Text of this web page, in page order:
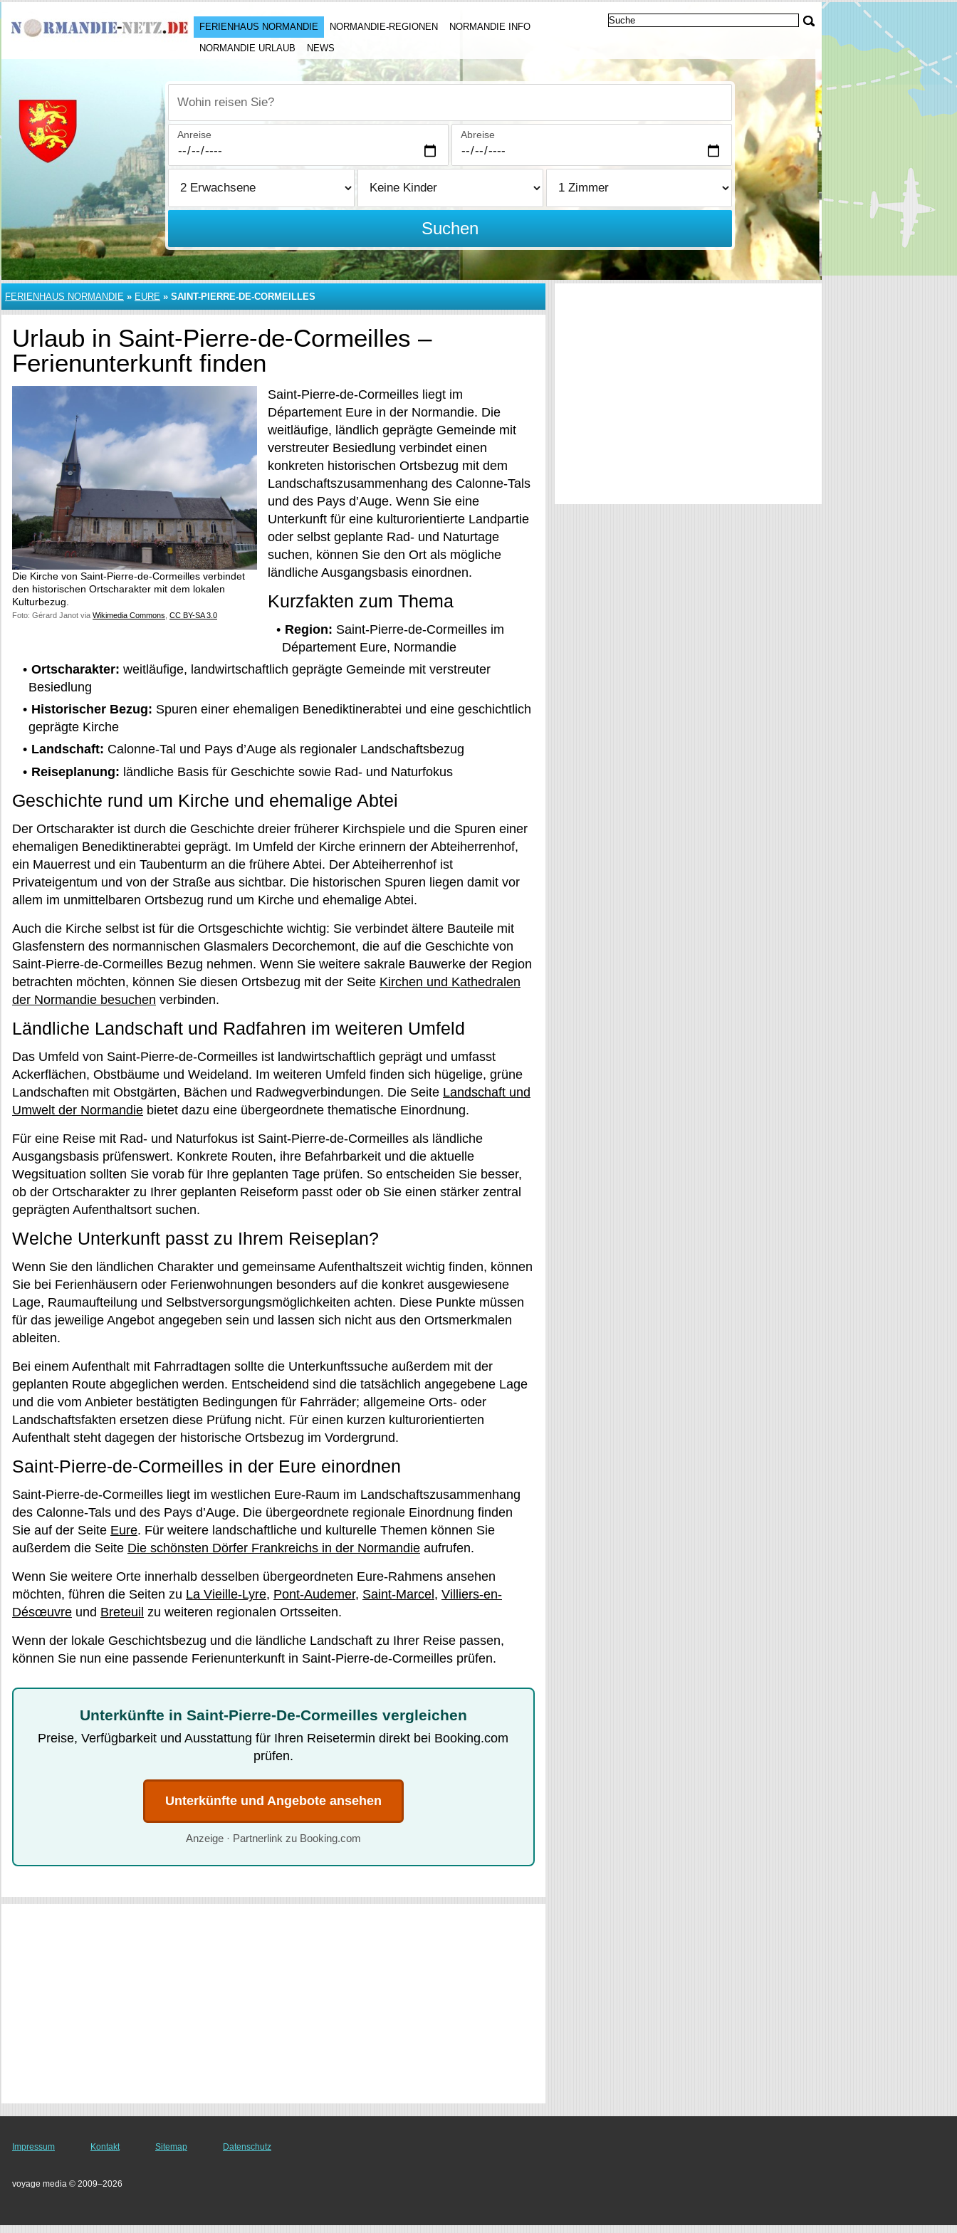
FERIENHAUS NORMANDIE NORMANDIE-REGIONEN
NORMANDIE INFO
NORMANDIE URLAUB
NEWS
Wohin reisen Sie?
Anreise Abreise
Suchen
FERIENHAUS NORMANDIE » EURE » SAINT-PIERRE-DE-CORMEILLES
Urlaub in Saint-Pierre-de-Cormeilles –
Ferienunterkunft finden
Die Kirche von Saint-Pierre-de-Cormeilles verbindet
den historischen Ortscharakter mit dem lokalen
Kulturbezug.
Foto: Gérard Janot via Wikimedia Commons CC BY-SA 3.0
Saint-Pierre-de-Cormeilles liegt im
Département Eure in der Normandie. Die
weitläufige, ländlich geprägte Gemeinde mit
verstreuter Besiedlung verbindet einen
konkreten historischen Ortsbezug mit dem
Landschaftszusammenhang des Calonne-Tals
und des Pays d’Auge. Wenn Sie eine
Unterkunft für eine kulturorientierte Landpartie
oder selbst geplante Rad- und Naturtage
suchen, können Sie den Ort als mögliche
ländliche Ausgangsbasis einordnen.
Kurzfakten zum Thema
Region: Saint-Pierre-de-Cormeilles im
Département Eure, Normandie
Ortscharakter: weitläufige, landwirtschaftlich geprägte Gemeinde mit verstreuter
Besiedlung
Historischer Bezug: Spuren einer ehemaligen Benediktinerabtei und eine geschichtlich
geprägte Kirche
Landschaft: Calonne-Tal und Pays d’Auge als regionaler Landschaftsbezug
Reiseplanung: ländliche Basis für Geschichte sowie Rad- und Naturfokus
Geschichte rund um Kirche und ehemalige Abtei
Der Ortscharakter ist durch die Geschichte dreier früherer Kirchspiele und die Spuren einer
ehemaligen Benediktinerabtei geprägt. Im Umfeld der Kirche erinnern der Abteiherrenhof,
ein Mauerrest und ein Taubenturm an die frühere Abtei. Der Abteiherrenhof ist
Privateigentum und von der Straße aus sichtbar. Die historischen Spuren liegen damit vor
allem im unmittelbaren Ortsbezug rund um Kirche und ehemalige Abtei.
Auch die Kirche selbst ist für die Ortsgeschichte wichtig: Sie verbindet ältere Bauteile mit
Glasfenstern des normannischen Glasmalers Decorchemont, die auf die Geschichte von
Saint-Pierre-de-Cormeilles Bezug nehmen. Wenn Sie weitere sakrale Bauwerke der Region
betrachten möchten, können Sie diesen Ortsbezug mit der Seite Kirchen und Kathedralen
der Normandie besuchen verbinden.
Ländliche Landschaft und Radfahren im weiteren Umfeld
Das Umfeld von Saint-Pierre-de-Cormeilles ist landwirtschaftlich geprägt und umfasst
Ackerflächen, Obstbäume und Weideland. Im weiteren Umfeld finden sich hügelige, grüne
Landschaften mit Obstgärten, Bächen und Radwegverbindungen. Die Seite Landschaft und
Umwelt der Normandie bietet dazu eine übergeordnete thematische Einordnung.
Für eine Reise mit Rad- und Naturfokus ist Saint-Pierre-de-Cormeilles als ländliche
Ausgangsbasis prüfenswert. Konkrete Routen, ihre Befahrbarkeit und die aktuelle
Wegsituation sollten Sie vorab für Ihre geplanten Tage prüfen. So entscheiden Sie besser,
ob der Ortscharakter zu Ihrer geplanten Reiseform passt oder ob Sie einen stärker zentral
geprägten Aufenthaltsort suchen.
Welche Unterkunft passt zu Ihrem Reiseplan?
Wenn Sie den ländlichen Charakter und gemeinsame Aufenthaltszeit wichtig finden, können
Sie bei Ferienhäusern oder Ferienwohnungen besonders auf die konkret ausgewiesene
Lage, Raumaufteilung und Selbstversorgungsmöglichkeiten achten. Diese Punkte müssen
für das jeweilige Angebot angegeben sein und lassen sich nicht aus den Ortsmerkmalen
ableiten.
Bei einem Aufenthalt mit Fahrradtagen sollte die Unterkunftssuche außerdem mit der
geplanten Route abgeglichen werden. Entscheidend sind die tatsächlich angegebene Lage
und die vom Anbieter bestätigten Bedingungen für Fahrräder; allgemeine Orts- oder
Landschaftsfakten ersetzen diese Prüfung nicht. Für einen kurzen kulturorientierten
Aufenthalt steht dagegen der historische Ortsbezug im Vordergrund.
Saint-Pierre-de-Cormeilles in der Eure einordnen
Saint-Pierre-de-Cormeilles liegt im westlichen Eure-Raum im Landschaftszusammenhang
des Calonne-Tals und des Pays d’Auge. Die übergeordnete regionale Einordnung finden
Sie auf der Seite Eure. Für weitere landschaftliche und kulturelle Themen können Sie
außerdem die Seite Die schönsten Dörfer Frankreichs in der Normandie aufrufen.
Wenn Sie weitere Orte innerhalb desselben übergeordneten Eure-Rahmens ansehen
möchten, führen die Seiten zu La Vieille-Lyre, Pont-Audemer, Saint-Marcel, Villiers-en-
Désœuvre und Breteuil zu weiteren regionalen Ortsseiten.
Wenn der lokale Geschichtsbezug und die ländliche Landschaft zu Ihrer Reise passen,
können Sie nun eine passende Ferienunterkunft in Saint-Pierre-de-Cormeilles prüfen.
Unterkünfte in Saint-Pierre-De-Cormeilles vergleichen
Preise, Verfügbarkeit und Ausstattung für Ihren Reisetermin direkt bei Booking.com
prüfen.
Unterkünfte und Angebote ansehen
Anzeige · Partnerlink zu Booking.com
Impressum Kontakt Sitemap Datenschutz
voyage media © 2009–2026